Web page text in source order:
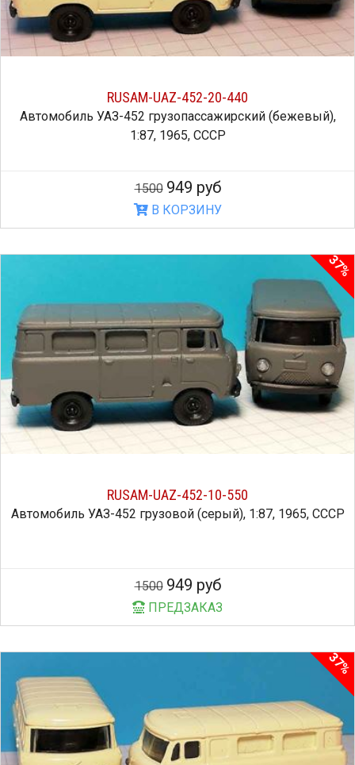
RUSAM-UAZ-452-20-440
Автомобиль УАЗ-452 грузопассажирский (бежевый),
1:87, 1965, СССР
1500 949 руб
В КОРЗИНУ
RUSAM-UAZ-452-10-550
Автомобиль УАЗ-452 грузовой (серый), 1:87, 1965, СССР
37%
1500 949 руб
ПРЕДЗАКАЗ
37%